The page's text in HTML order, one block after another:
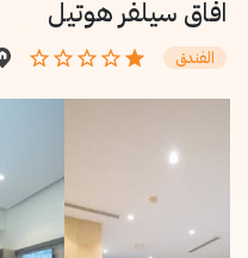
افاق سيلفر هوتيل
الفندق